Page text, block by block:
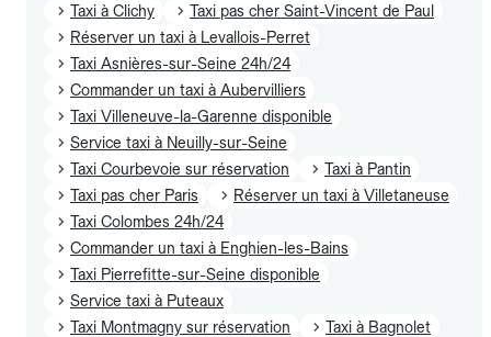
Taxi à Clichy
Taxi pas cher Saint-Vincent de Paul
Réserver un taxi à Levallois-Perret
Taxi Asnières-sur-Seine 24h/24
Commander un taxi à Aubervilliers
Taxi Villeneuve-la-Garenne disponible
Service taxi à Neuilly-sur-Seine
Taxi Courbevoie sur réservation
Taxi à Pantin
Taxi pas cher Paris
Réserver un taxi à Villetaneuse
Taxi Colombes 24h/24
Commander un taxi à Enghien-les-Bains
Taxi Pierrefitte-sur-Seine disponible
Service taxi à Puteaux
Taxi Montmagny sur réservation
Taxi à Bagnolet